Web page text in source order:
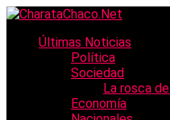
Últimas Noticias
Política
Sociedad
La rosca
Economía